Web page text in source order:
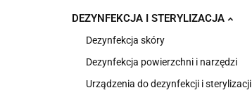
DEZYNFEKCJA I STERYLIZACJA
Dezynfekcja skóry
Dezynfekcja powierzchni i narzędzi
Urządzenia do dezynfekcji i sterylizacji